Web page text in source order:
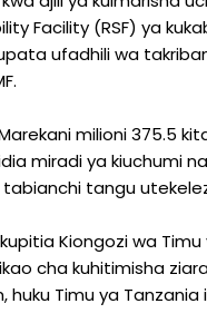
375
Facility (RSF) ya
ufadhili wa
milioni 375.5
miradi ya kiuchumi
tangu
Kiongozi wa
cha kuhitimisha
huku Timu ya